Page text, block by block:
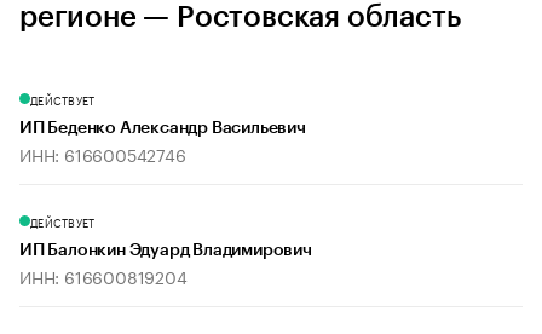
регионе — Ростовская область
ДЕЙСТВУЕТ
ИП Беденко Александр Васильевич
ИНН: 616600542746
ДЕЙСТВУЕТ
ИП Балонкин Эдуард Владимирович
ИНН: 616600819204